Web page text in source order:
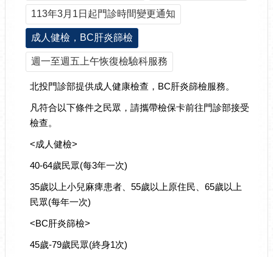
113年3月1日起門診時間變更通知
成人健檢，BC肝炎篩檢
週一至週五上午恢復檢驗科服務
北投門診部提供成人健康檢查，BC肝炎篩檢服務。
凡符合以下條件之民眾，請攜帶檢保卡前往門診部接受
檢查。
<成人健檢>
40-64歲民眾(每3年一次)
35歲以上小兒麻痺患者、55歲以上原住民、65歲以上
民眾(每年一次)
<BC肝炎篩檢>
45歲-79歲民眾(終身1次)